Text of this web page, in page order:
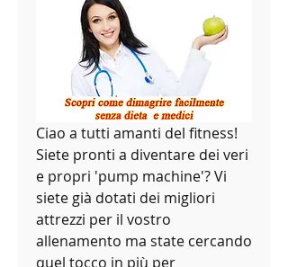
Ciao a tutti amanti del fitness!
Siete pronti a diventare dei veri
e propri 'pump machine'? Vi
siete già dotati dei migliori
attrezzi per il vostro
allenamento ma state cercando
quel tocco in più per